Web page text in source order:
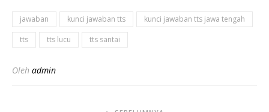
jawaban kunci jawaban tts
kunci jawaban tts jawa tengah
tts
tts lucu tts santai
Oleh admin